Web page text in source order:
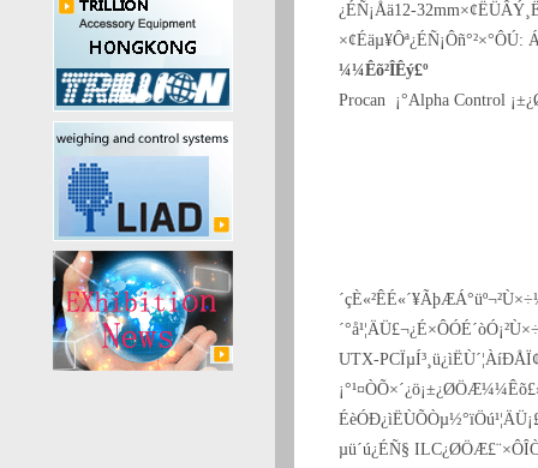
¿ÉÑ¡Åä12-
¼¼Êõ²ÎÊý£º
Procan ¡°Alpha Control
UTX-
µü´ú¿ÉÑ§